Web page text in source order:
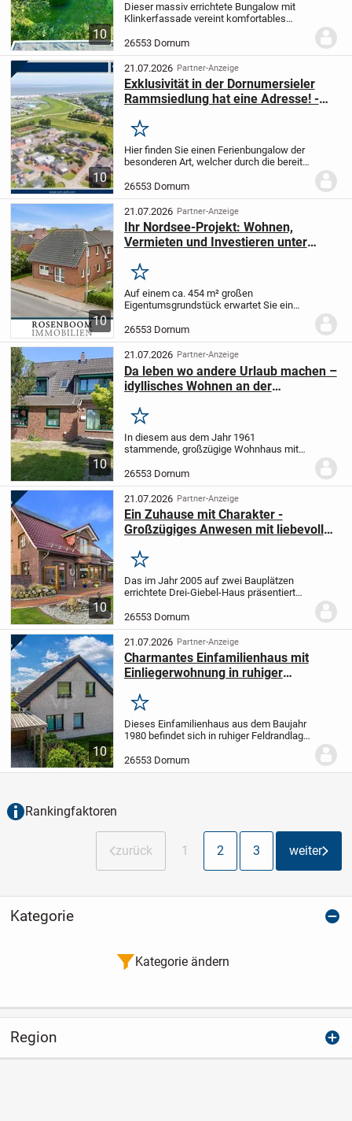
10
Dieser massiv errichtete Bungalow mit
Klinkerfassade vereint komfortables
Platz im Obergeschoss. Das ursprünglich
im Jahr 1979 erbaute Wohnhaus wurde
1993...
26553 Dornum
10
21.07.2026 Partner-Anzeige
Exklusivität in der Dornumersieler
Rammsiedlung hat eine Adresse! -
Merken
Hier finden Sie einen Ferienbungalow der
besonderen Art, welcher durch die bereits
Sanierungsmaßnahmen aus den anderen
Bungalows in der Rammsiedlung
hervorsticht....
26553 Dornum
10
21.07.2026 Partner-Anzeige
Ihr Nordsee-Projekt: Wohnen,
Vermieten und Investieren unter
Merken
Auf einem ca. 454 m² großen
Eigentumsgrundstück erwartet Sie ein
mit vielseitigem Nutzungspotenzial. Das
im Jahr 2004 errichtete Vorderhaus
beherbergt zwei...
26553 Dornum
10
21.07.2026 Partner-Anzeige
Da leben wo andere Urlaub machen –
idyllisches Wohnen an der
Wärmepumpe, neue Dacheindeckung
bereits beauftragt!
Merken
In diesem aus dem Jahr 1961
stammende, großzügige Wohnhaus mit
einer Nutzfläche von ca. 75 m², wurden in
den letzten Jahren viele
Modernisierungsmaßnahmen...
26553 Dornum
10
21.07.2026 Partner-Anzeige
Ein Zuhause mit Charakter -
Großzügiges Anwesen mit liebevoll
Merken
Das im Jahr 2005 auf zwei Bauplätzen
errichtete Drei-Giebel-Haus präsentiert
repräsentatives Domizil mit hohem
Anspruch an Qualität, Komfort und
Ästhetik. Auf...
26553 Dornum
10
21.07.2026 Partner-Anzeige
Charmantes Einfamilienhaus mit
Einliegerwohnung in ruhiger
Merken
Dieses Einfamilienhaus aus dem Baujahr
1980 befindet sich in ruhiger Feldrandlage
sowie angenehmen Abstand zur
Nachbarbebauung. Die Klinkerfassade
26553 Dornum
Rankingfaktoren
zurück 1 2 3 weiter
Kategorie
Kategorie ändern
Region